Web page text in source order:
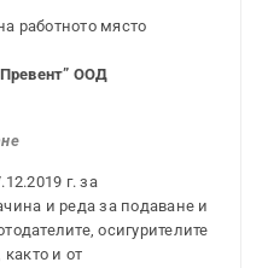
работното място
ООД
г. за
и реда за подаване и
осигурителите
както и от